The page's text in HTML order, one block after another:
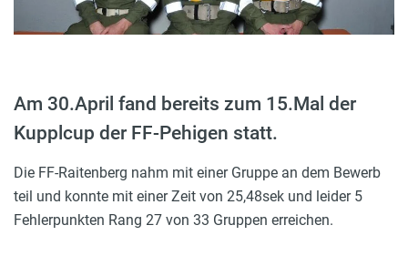
Am 30.April fand bereits zum 15.Mal der
Kupplcup der FF-Pehigen statt.
Die FF-Raitenberg nahm mit einer Gruppe an dem Bewerb
teil und konnte mit einer Zeit von 25,48sek und leider 5
Fehlerpunkten Rang 27 von 33 Gruppen erreichen.